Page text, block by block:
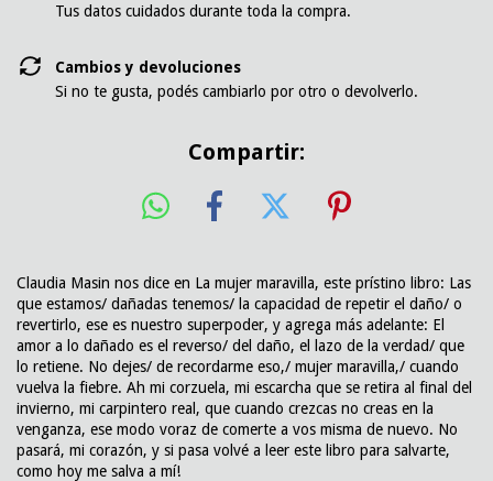
Tus datos cuidados durante toda la compra.
Cambios y devoluciones
Si no te gusta, podés cambiarlo por otro o devolverlo.
Compartir:
Claudia Masin nos dice en La mujer maravilla, este prístino libro: Las
que estamos/ dañadas tenemos/ la capacidad de repetir el daño/ o
revertirlo, ese es nuestro superpoder, y agrega más adelante: El
amor a lo dañado es el reverso/ del daño, el lazo de la verdad/ que
lo retiene. No dejes/ de recordarme eso,/ mujer maravilla,/ cuando
vuelva la fiebre. Ah mi corzuela, mi escarcha que se retira al final del
invierno, mi carpintero real, que cuando crezcas no creas en la
venganza, ese modo voraz de comerte a vos misma de nuevo. No
pasará, mi corazón, y si pasa volvé a leer este libro para salvarte,
como hoy me salva a mí!